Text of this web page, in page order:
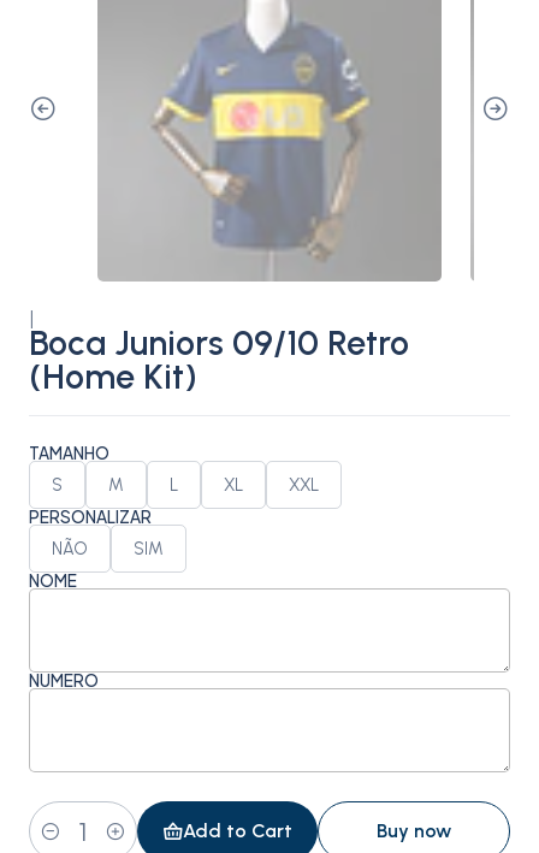
Boca Juniors 09/10 Retro
(Home Kit)
TAMANHO
S M L XL XXL
PERSONALIZAR
NÃO SIM
NOME
NÚMERO
Quantity
Add to Cart Buy now